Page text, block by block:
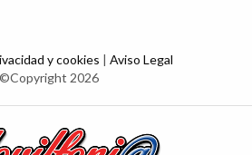
y cookies | Aviso Legal
©Copyright 2026